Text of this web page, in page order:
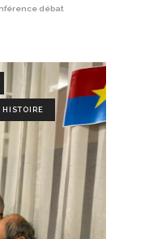
débat
HISTOIRE